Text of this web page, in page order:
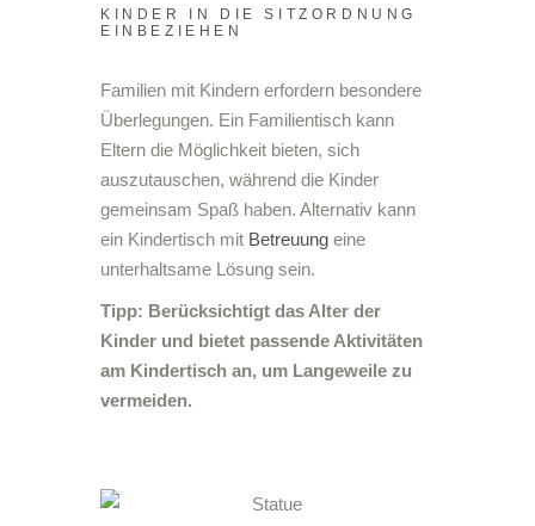
KINDER IN DIE SITZORDNUNG
EINBEZIEHEN
Familien mit Kindern erfordern besondere
Überlegungen. Ein Familientisch kann
Eltern die Möglichkeit bieten, sich
auszutauschen, während die Kinder
gemeinsam Spaß haben. Alternativ kann
ein Kindertisch mit Betreuung eine
unterhaltsame Lösung sein.
Tipp: Berücksichtigt das Alter der
Kinder und bietet passende Aktivitäten
am Kindertisch an, um Langeweile zu
vermeiden.